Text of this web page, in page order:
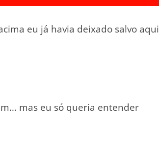
eu já havia deixado salvo aqui
mas eu só queria entender